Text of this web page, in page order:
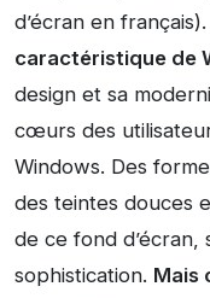
d’écran en français).
caractéristique de
design et sa
cœurs des
Windows. Des
des teintes douces
de ce fond
sophistication. Mais